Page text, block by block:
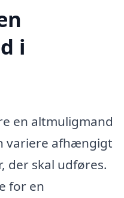
i
en altmuligmand
variere afhængigt
der skal udføres.
for en